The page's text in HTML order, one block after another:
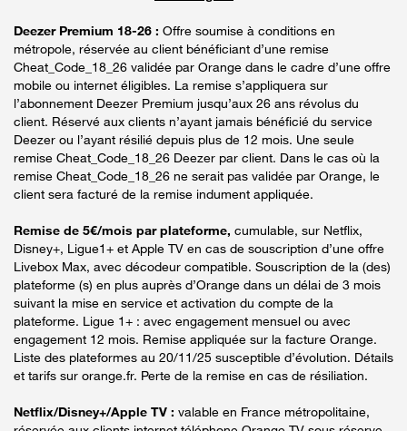
Deezer Premium 18-26 : Offre soumise à conditions en
métropole, réservée au client bénéficiant d’une remise
Cheat_Code_18_26 validée par Orange dans le cadre d’une offre
mobile ou internet éligibles. La remise s’appliquera sur
l’abonnement Deezer Premium jusqu’aux 26 ans révolus du
client. Réservé aux clients n’ayant jamais bénéficié du service
Deezer ou l’ayant résilié depuis plus de 12 mois. Une seule
remise Cheat_Code_18_26 Deezer par client. Dans le cas où la
remise Cheat_Code_18_26 ne serait pas validée par Orange, le
client sera facturé de la remise indument appliquée.
Remise de 5€/mois par plateforme, cumulable, sur Netflix,
Disney+, Ligue1+ et Apple TV en cas de souscription d’une offre
Livebox Max, avec décodeur compatible. Souscription de la (des)
plateforme (s) en plus auprès d’Orange dans un délai de 3 mois
suivant la mise en service et activation du compte de la
plateforme. Ligue 1+ : avec engagement mensuel ou avec
engagement 12 mois. Remise appliquée sur la facture Orange.
Liste des plateformes au 20/11/25 susceptible d’évolution. Détails
et tarifs sur orange.fr. Perte de la remise en cas de résiliation.
Netflix/Disney+/Apple TV : valable en France métropolitaine,